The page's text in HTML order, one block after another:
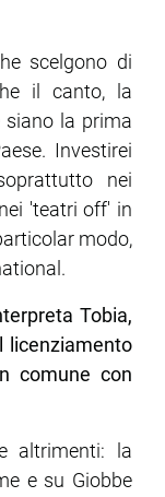
scelgono di
il canto, la
siano la prima
Investirei
nei
'teatri off' in
modo,
Tobia,
licenziamento
comune con
altrimenti: la
e su Giobbe